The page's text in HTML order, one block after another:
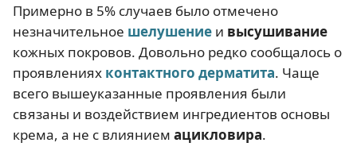
Примерно в 5% случаев было отмечено
незначительное шелушение и высушивание
кожных покровов. Довольно редко сообщалось о
проявлениях контактного дерматита. Чаще
всего вышеуказанные проявления были
связаны и воздействием ингредиентов основы
крема, а не с влиянием ацикловира.